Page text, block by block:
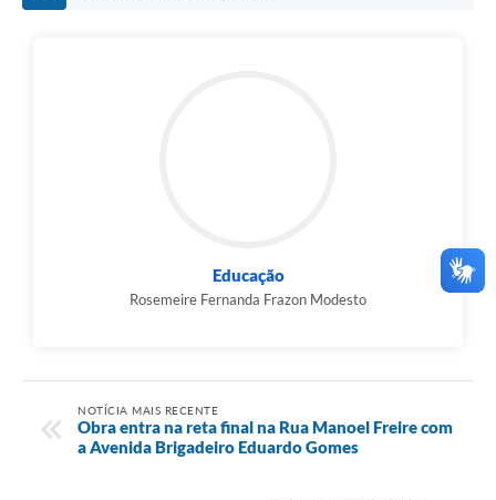
Educação
Rosemeire Fernanda Frazon Modesto
NOTÍCIA MAIS RECENTE
Obra entra na reta final na Rua Manoel Freire com
a Avenida Brigadeiro Eduardo Gomes